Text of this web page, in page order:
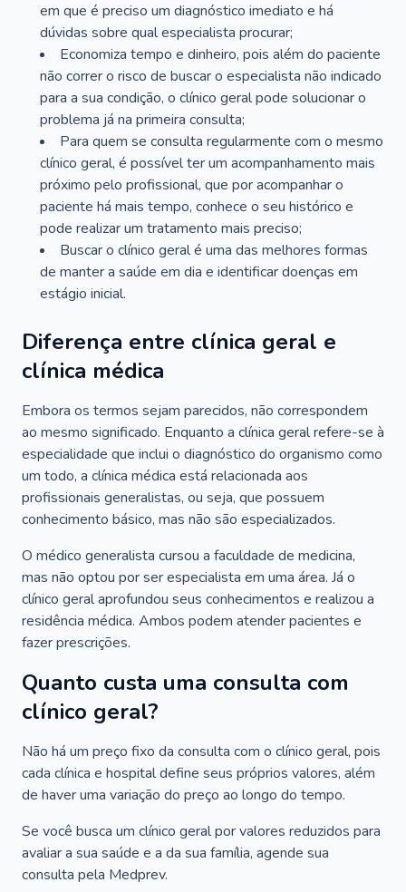
em que é preciso um diagnóstico imediato e há
dúvidas sobre qual especialista procurar;
Economiza tempo e dinheiro, pois além do paciente
não correr o risco de buscar o especialista não indicado
para a sua condição, o clínico geral pode solucionar o
problema já na primeira consulta;
Para quem se consulta regularmente com o mesmo
clínico geral, é possível ter um acompanhamento mais
próximo pelo profissional, que por acompanhar o
paciente há mais tempo, conhece o seu histórico e
pode realizar um tratamento mais preciso;
Buscar o clínico geral é uma das melhores formas
de manter a saúde em dia e identificar doenças em
estágio inicial.
Diferença entre clínica geral e
clínica médica
Embora os termos sejam parecidos, não correspondem
ao mesmo significado. Enquanto a clínica geral refere-se à
especialidade que inclui o diagnóstico do organismo como
um todo, a clínica médica está relacionada aos
profissionais generalistas, ou seja, que possuem
conhecimento básico, mas não são especializados.
O médico generalista cursou a faculdade de medicina,
mas não optou por ser especialista em uma área. Já o
clínico geral aprofundou seus conhecimentos e realizou a
residência médica. Ambos podem atender pacientes e
fazer prescrições.
Quanto custa uma consulta com
clínico geral?
Não há um preço fixo da consulta com o clínico geral, pois
cada clínica e hospital define seus próprios valores, além
de haver uma variação do preço ao longo do tempo.
Se você busca um clínico geral por valores reduzidos para
avaliar a sua saúde e a da sua família, agende sua
consulta pela Medprev.